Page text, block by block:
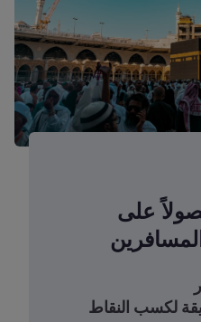
على
100 طريقة لكسب النقاط